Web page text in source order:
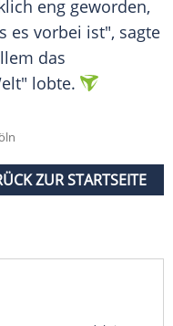
eng geworden,
es vorbei ist", sagte
das
lobte.
ZUR STARTSEITE